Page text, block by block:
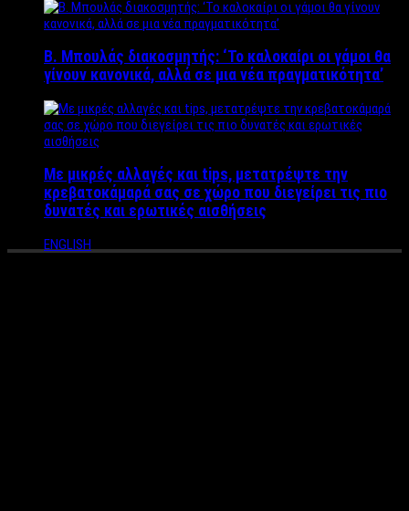
Β. Μπουλάς διακοσμητής: ‘Το καλοκαίρι οι γάμοι θα
γίνουν κανονικά, αλλά σε μια νέα πραγματικότητα’
Με μικρές αλλαγές και tips, μετατρέψτε την
κρεβατοκάμαρά σας σε χώρο που διεγείρει τις πιο
δυνατές και ερωτικές αισθήσεις
ENGLISH